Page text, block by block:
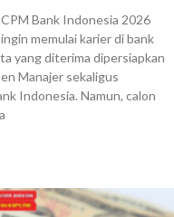
Bank Indonesia 2026
memulai karier di bank
yang diterima dipersiapkan
Manajer sekaligus
Indonesia. Namun, calon